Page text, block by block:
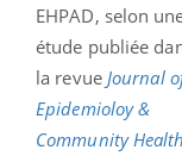
EHPAD, selon
étude publiée
la revue Journal
Epidemioloy &
Community Health